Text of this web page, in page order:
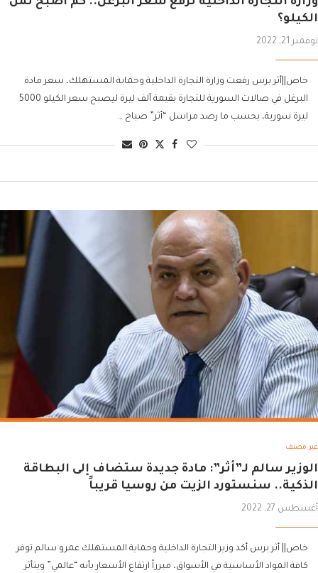
الكيلو؟
نوفمبر 21, 2022
خاص||أثر برس رفعت وزارة التجارة الداخلية وحماية المستهلك، سعر مادة
البرغل في صالات السورية للتجارة بقيمة ألف ليرة ليصبح سعر الكيلو 5000
ليرة سورية، بحسب ما رصد مراسل “أثر” صباح …
غير مصنف
الوزير سالم لـ”أثر”: مادة جديدة ستضاف إلى البطاقة
الذكية.. سنستورد الزيت من روسيا قريباً
أغسطس 27, 2022
خاص|| أثر برس أكد وزير التجارة الداخلية وحماية المستهلك عمرو سالم توفر
كافة المواد الأساسية في الأسواق، مبرراً ارتفاع الأسعار بأنه “عالمي” ويتأثر